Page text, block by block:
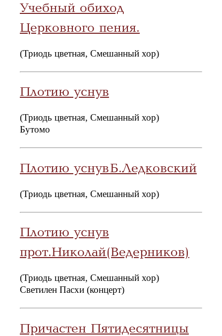
Учебный обиход
Церковного пения.
(Триодь цветная, Смешанный хор)
Плотию уснув
(Триодь цветная, Смешанный хор)
Бутомо
Плотию уснув Б.Ледковский
(Триодь цветная, Смешанный хор)
Плотию уснув
прот.Николай(Ведерников)
(Триодь цветная, Смешанный хор)
Светилен Пасхи (концерт)
Причастен Пятидесятницы